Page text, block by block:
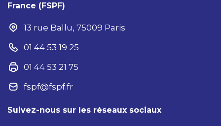
France (FSPF)
13 rue Ballu, 75009 Paris
01 44 53 19 25
01 44 53 21 75
fspf@fspf.fr
Suivez-nous sur les réseaux sociaux